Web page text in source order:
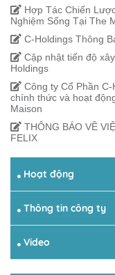
Hợp Tác Chiến
Nghiệm Sống Tại The
C-Holdings Thông
Cập nhật tiến độ
Holdings
Công ty Cổ Phần
chính thức và hoạt
Maison
THÔNG BÁO VỀ
FELIX
Hoạt động
Thông tin công ty
Video